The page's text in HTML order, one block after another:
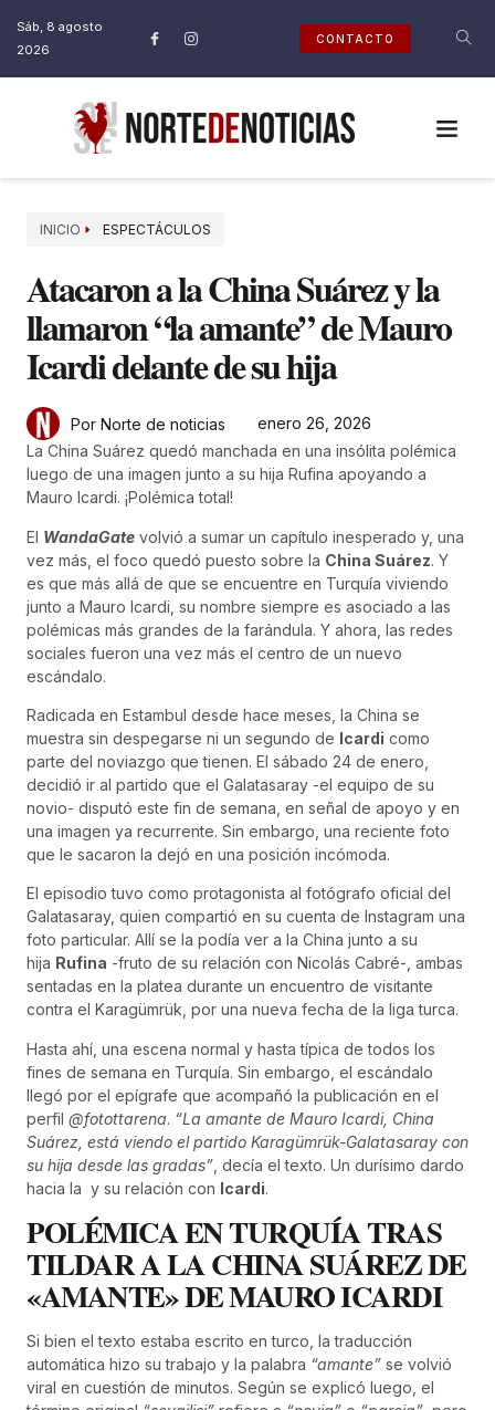
Sáb, 8 agosto
2026
CONTACTO
INICIO ESPECTÁCULOS
Atacaron a la China Suárez y la
llamaron “la amante” de Mauro
Icardi delante de su hija
Por Norte de noticias
enero 26, 2026
La China Suárez quedó manchada en una insólita polémica
luego de una imagen junto a su hija Rufina apoyando a
Mauro Icardi. ¡Polémica total!
El WandaGate volvió a sumar un capítulo inesperado y, una
vez más, el foco quedó puesto sobre la China Suárez. Y
es que más allá de que se encuentre en Turquía viviendo
junto a Mauro Icardi, su nombre siempre es asociado a las
polémicas más grandes de la farándula. Y ahora, las redes
sociales fueron una vez más el centro de un nuevo
escándalo.
Radicada en Estambul desde hace meses, la China se
muestra sin despegarse ni un segundo de Icardi como
parte del noviazgo que tienen. El sábado 24 de enero,
decidió ir al partido que el Galatasaray -el equipo de su
novio- disputó este fin de semana, en señal de apoyo y en
una imagen ya recurrente. Sin embargo, una reciente foto
que le sacaron la dejó en una posición incómoda.
El episodio tuvo como protagonista al fotógrafo oficial del
Galatasaray, quien compartió en su cuenta de Instagram una
foto particular. Allí se la podía ver a la China junto a su
hija Rufina -fruto de su relación con Nicolás Cabré-, ambas
sentadas en la platea durante un encuentro de visitante
contra el Karagümrük, por una nueva fecha de la liga turca.
Hasta ahí, una escena normal y hasta típica de todos los
fines de semana en Turquía. Sin embargo, el escándalo
llegó por el epígrafe que acompañó la publicación en el
perfil @fotottarena. “La amante de Mauro Icardi, China
Suárez, está viendo el partido Karagümrük-Galatasaray con
su hija desde las gradas” , decía el texto. Un durísimo dardo
hacia la y su relación con Icardi.
POLÉMICA EN TURQUÍA TRAS
TILDAR A LA CHINA SUÁREZ DE
«AMANTE» DE MAURO ICARDI
Si bien el texto estaba escrito en turco, la traducción
automática hizo su trabajo y la palabra “amante” se volvió
viral en cuestión de minutos. Según se explicó luego, el